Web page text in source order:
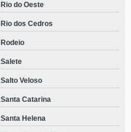
Rio do Oeste
Rio dos Cedros
Rodeio
Salete
Salto Veloso
Santa Catarina
Santa Helena